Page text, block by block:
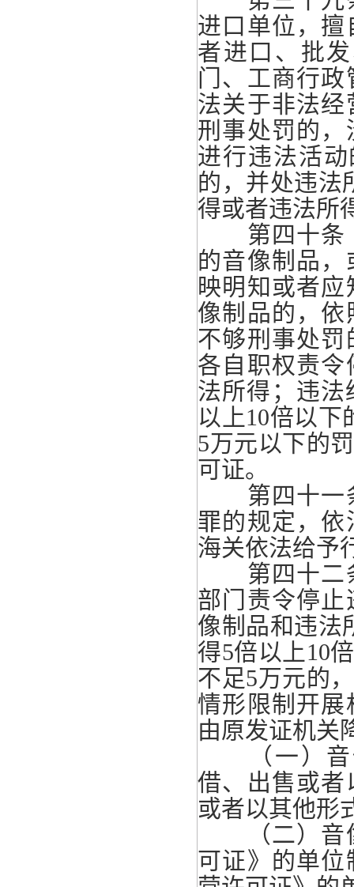
进口单位，
者进口、批
门、工商行
法关于非法
刑事处罚的
进行违法活
的，并处违法
得或者违法所
第四十条
的音像制品
映明知或者
像制品的，
不够刑事处
各自职权责
法所得；违法
以上10倍以
5万元以下的
可证。
第四十一
罪的规定，
海关依法给予
第四十二
部门责令停
像制品和违法
得5倍以上10
不足5万元的
情形限制开
由原发证机关
（一）音
借、出售或者
或者以其他形
（二）音像
可证》的单